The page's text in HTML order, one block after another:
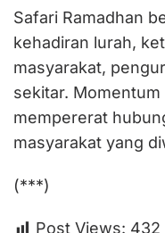
Safari Ramadhan
kehadiran lurah,
masyarakat,
sekitar.
mempererat
masyarakat yang
(***)
Post Views: 432